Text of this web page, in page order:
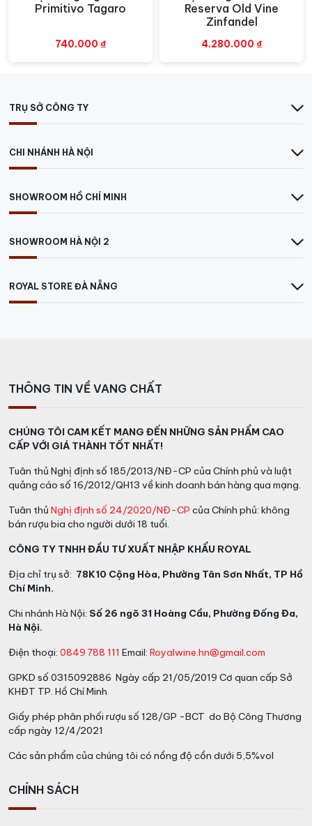
Primitivo Tagaro
740.000 ₫
Reserva Old Vine
Zinfandel
4.280.000 ₫
TRỤ SỞ CÔNG TY
CHI NHÁNH HÀ NỘI
SHOWROOM HỒ CHÍ MINH
SHOWROOM HÀ NỘI 2
ROYAL STORE ĐÀ NẴNG
THÔNG TIN VỀ VANG CHẤT
CHÚNG TÔI CAM KẾT MANG ĐẾN NHỮNG SẢN PHẨM CAO
CẤP VỚI GIÁ THÀNH TỐT NHẤT!
Tuân thủ Nghị định số 185/2013/NĐ-CP của Chính phủ và luật
quảng cáo số 16/2012/QH13 về kinh doanh bán hàng qua mạng.
Tuân thủ Nghị định số 24/2020/NĐ-CP của Chính phủ: không
bán rượu bia cho người dưới 18 tuổi.
CÔNG TY TNHH ĐẦU TƯ XUẤT NHẬP KHẨU ROYAL
Địa chỉ trụ sở: 78K10 Cộng Hòa, Phường Tân Sơn Nhất, TP Hồ
Chí Minh.
Chi nhánh Hà Nội: Số 26 ngõ 31 Hoàng Cầu, Phường Đống Đa,
Hà Nội.
Điện thoại: 0849 788 111 Email: Royalwine.hn@gmail.com
GPKD số 0315092886 Ngày cấp 21/05/2019 Cơ quan cấp Sở
KHĐT TP. Hồ Chí Minh
Giấy phép phân phối rượu số 128/GP -BCT do Bộ Công Thương
cấp ngày 12/4/2021
Các sản phẩm của chúng tôi có nồng độ cồn dưới 5,5%vol
CHÍNH SÁCH